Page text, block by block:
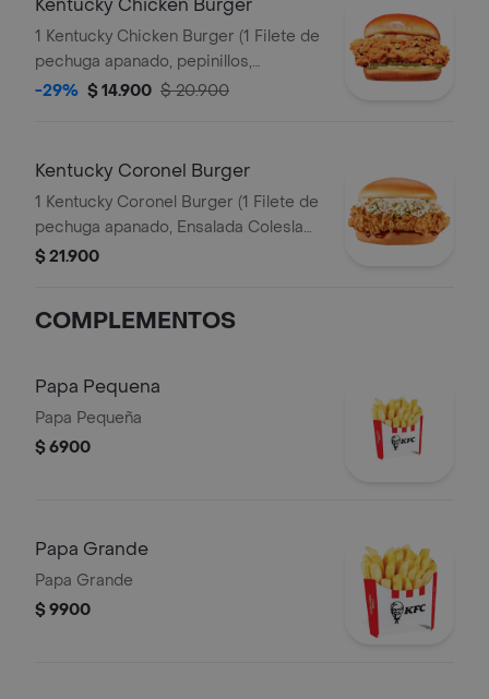
Kentucky Chicken Burger
1 Kentucky Chicken Burger (1 Filete de
pechuga apanado, pepinillos,
mayonesa premium y mantequilla)
-29% $ 14.900 $ 20.900
Kentucky Coronel Burger
1 Kentucky Coronel Burger (1 Filete de
pechuga apanado, Ensalada Coleslaw,
BBQ y mantequilla)
$ 21.900
COMPLEMENTOS
Papa Pequena
Papa Pequeña
$ 6900
Papa Grande
Papa Grande
$ 9900